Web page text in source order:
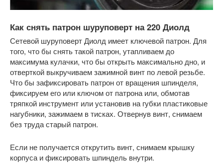
Как снять патрон шуруповерт на 220 Диолд
Сетевой шуруповерт Диолд имеет ключевой патрон. Для
того, что бы снять такой патрон, утапливаем до
максимума кулачки, что бы открыть максимально дно, и
отверткой выкручиваем зажимной винт по левой резьбе.
Что бы зафиксировать патрон от вращения шпинделя,
фиксируем его или ключом от патрона или, обмотав
тряпкой инструмент или установив на губки пластиковые
нагубники, зажимаем в тисках. Отвернув винт, снимаем
без труда старый патрон.
Если не получается открутить винт, снимаем крышку
корпуса и фиксировать шпиндель внутри.